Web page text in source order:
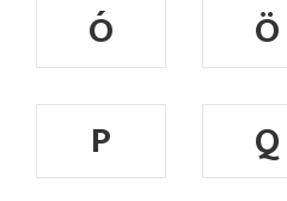
Ó
Ö
P
Q